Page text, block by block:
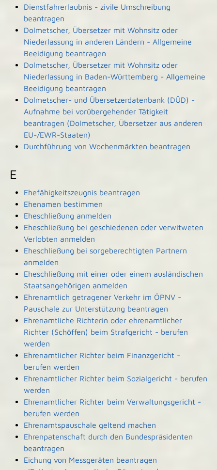
Dienstfahrerlaubnis - zivile Umschreibung
beantragen
Dolmetscher, Übersetzer mit Wohnsitz oder
Niederlassung in anderen Ländern - Allgemeine
Beeidigung beantragen
Dolmetscher, Übersetzer mit Wohnsitz oder
Niederlassung in Baden-Württemberg - Allgemeine
Beeidigung beantragen
Dolmetscher- und Übersetzerdatenbank (DÜD) -
Aufnahme bei vorübergehender Tätigkeit
beantragen (Dolmetscher, Übersetzer aus anderen
EU-/EWR-Staaten)
Durchführung von Wochenmärkten beantragen
E
Ehefähigkeitszeugnis beantragen
Ehenamen bestimmen
Eheschließung anmelden
Eheschließung bei geschiedenen oder verwitweten
Verlobten anmelden
Eheschließung bei sorgeberechtigten Partnern
anmelden
Eheschließung mit einer oder einem ausländischen
Staatsangehörigen anmelden
Ehrenamtlich getragener Verkehr im ÖPNV -
Pauschale zur Unterstützung beantragen
Ehrenamtliche Richterin oder ehrenamtlicher
Richter (Schöffen) beim Strafgericht - berufen
werden
Ehrenamtlicher Richter beim Finanzgericht -
berufen werden
Ehrenamtlicher Richter beim Sozialgericht - berufen
werden
Ehrenamtlicher Richter beim Verwaltungsgericht -
berufen werden
Ehrenamtspauschale geltend machen
Ehrenpatenschaft durch den Bundespräsidenten
beantragen
Eichung von Messgeräten beantragen